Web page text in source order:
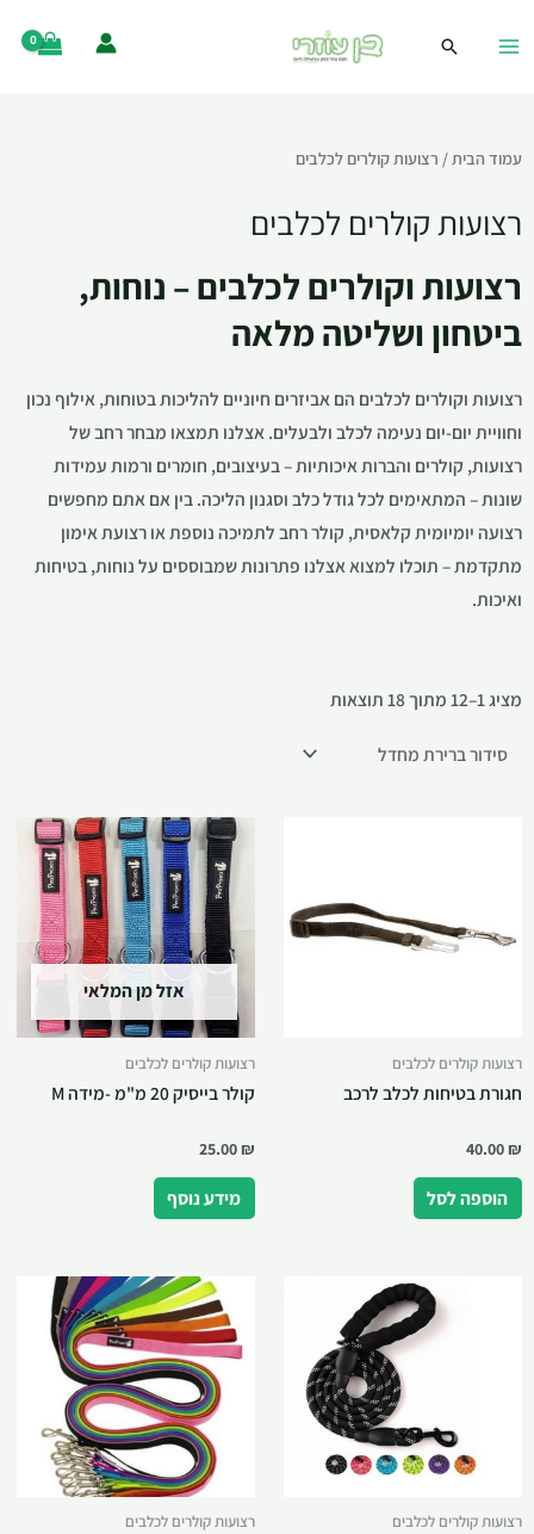
עמוד הבית/ רצועות קולרים לכלבים
רצועות קולרים לכלבים
רצועות וקולרים לכלבים – נוחות,
ביטחון ושליטה מלאה
רצועות וקולרים לכלבים הם אביזרים חיוניים להליכות בטוחות, אילוף נכון
וחוויית יום-יום נעימה לכלב ולבעלים. אצלנו תמצאו מבחר רחב של
רצועות, קולרים והברות איכותיות – בעיצובים, חומרים ורמות עמידות
שונות – המתאימים לכל גודל כלב וסגנון הליכה. בין אם אתם מחפשים
רצועה יומיומית קלאסית, קולר רחב לתמיכה נוספת או רצועת אימון
מתקדמת – תוכלו למצוא אצלנו פתרונות שמבוססים על נוחות, בטיחות
ואיכות.
מציג 1–12 מתוך 18 תוצאות
רצועות קולרים לכלבים
חגורת בטיחות לכלב לרכב
40.00₪
הוספה לסל
אזל מן המלאי
רצועות קולרים לכלבים
קולר בייסיק 20 מ"מ -מידה M
25.00₪
מידע נוסף
רצועות קולרים לכלבים רצועות קולרים לכלבים